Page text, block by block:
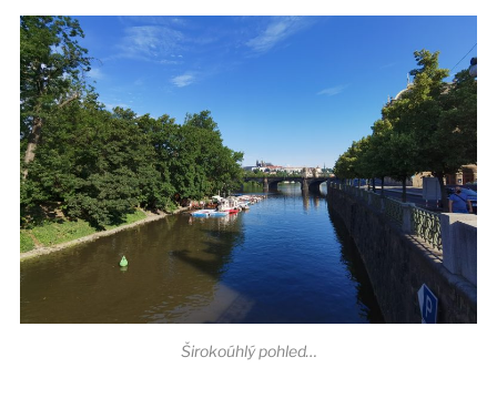
Širokoúhlý pohled…